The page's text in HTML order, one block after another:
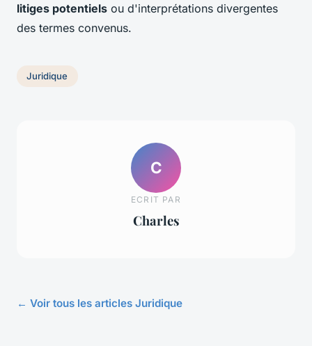
litiges potentiels ou d'interprétations divergentes
des termes convenus.
Juridique
C
ECRIT PAR
Charles
← Voir tous les articles Juridique